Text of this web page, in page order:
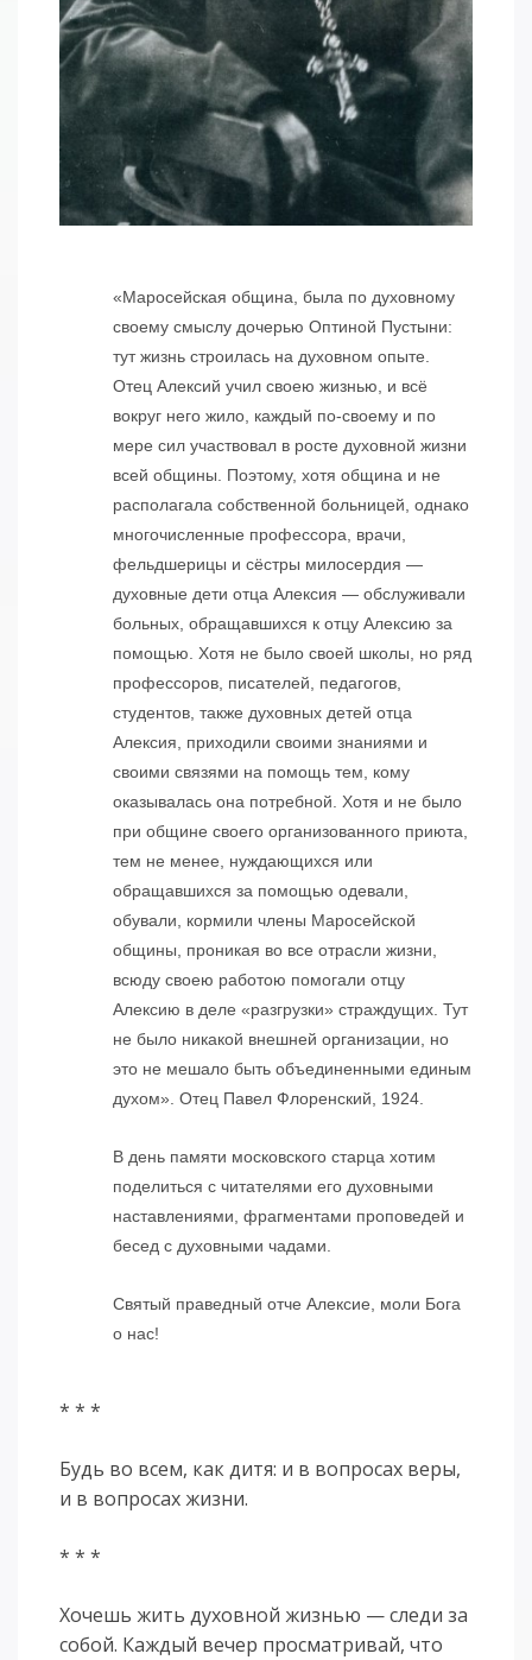
«Маросейская община, была по духовному
своему смыслу дочерью Оптиной Пустыни:
тут жизнь строилась на духовном опыте.
Отец Алексий учил своею жизнью, и всё
вокруг него жило, каждый по-своему и по
мере сил участвовал в росте духовной жизни
всей общины. Поэтому, хотя община и не
располагала собственной больницей, однако
многочисленные профессора, врачи,
фельдшерицы и сёстры милосердия —
духовные дети отца Алексия — обслуживали
больных, обращавшихся к отцу Алексию за
помощью. Хотя не было своей школы, но ряд
профессоров, писателей, педагогов,
студентов, также духовных детей отца
Алексия, приходили своими знаниями и
своими связями на помощь тем, кому
оказывалась она потребной. Хотя и не было
при общине своего организованного приюта,
тем не менее, нуждающихся или
обращавшихся за помощью одевали,
обували, кормили члены Маросейской
общины, проникая во все отрасли жизни,
всюду своею работою помогали отцу
Алексию в деле «разгрузки» страждущих. Тут
не было никакой внешней организации, но
это не мешало быть объединенными единым
духом». Отец Павел Флоренский, 1924.
В день памяти московского старца хотим
поделиться с читателями его духовными
наставлениями, фрагментами проповедей и
бесед с духовными чадами.
Святый праведный отче Алексие, моли Бога
о нас!
* * *
Будь во всем, как дитя: и в вопросах веры,
и в вопросах жизни.
* * *
Хочешь жить духовной жизнью — следи за
собой. Каждый вечер просматривай, что